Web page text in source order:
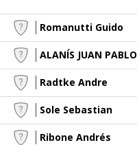
Romanutti Guido
ALANÍS JUAN PABLO
Radtke Andre
Sole Sebastian
Ribone Andrés